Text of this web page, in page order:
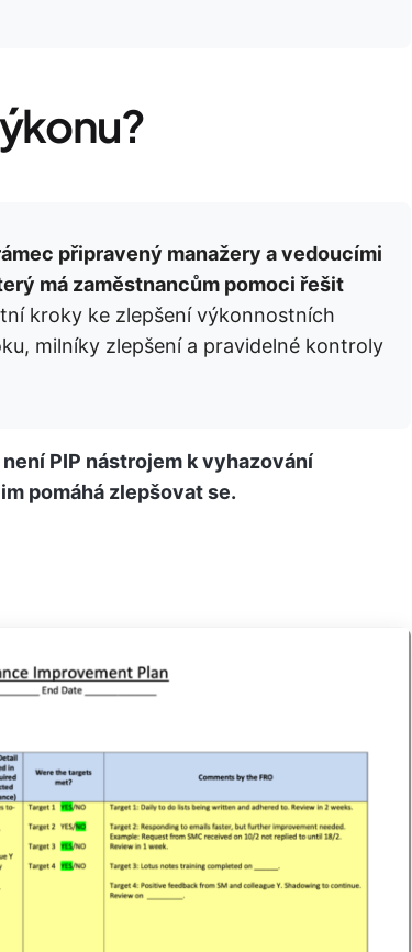
připravený manažery a vedoucími
má zaměstnancům pomoci řešit
kroky ke zlepšení výkonnostních
milníky zlepšení a pravidelné kontroly
není PIP nástrojem k vyhazování
pomáhá zlepšovat se.